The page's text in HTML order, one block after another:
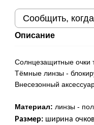
Сообщить,
Описание
Солнцезащитные очки
Тёмные линзы -
Внесезонный
Материал: линзы -
Размер: ширина